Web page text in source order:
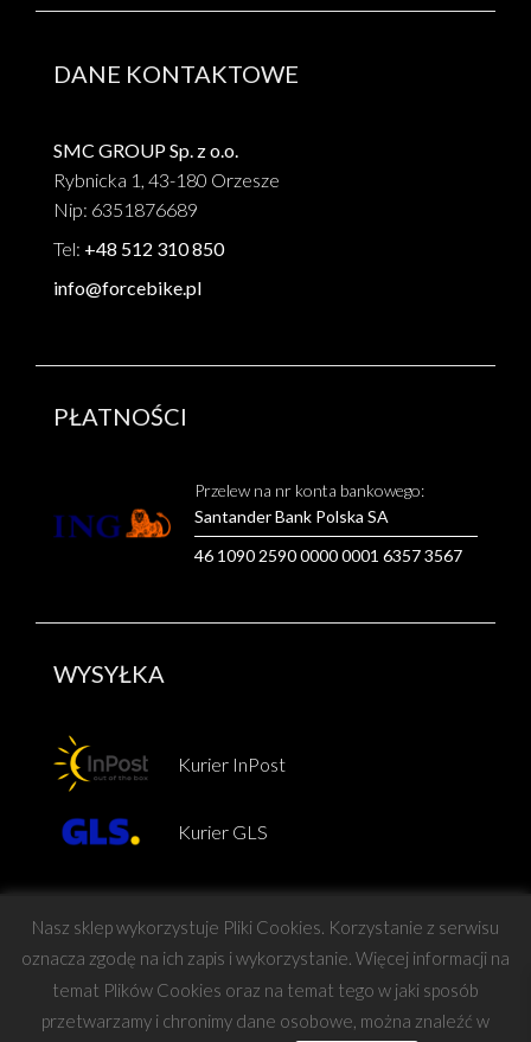
DANE KONTAKTOWE
SMC GROUP Sp. z o.o.
Rybnicka 1, 43-180 Orzesze
Nip: 6351876689
Tel: +48 512 310 850
info@forcebike.pl
PŁATNOŚCI
Przelew na nr konta bankowego:
Santander Bank Polska SA
46 1090 2590 0000 0001 6357 3567
WYSYŁKA
Kurier InPost
Kurier GLS
Copyright © Force
Nasz sklep wykorzystuje Pliki Cookies. Korzystanie z serwisu
oznacza zgodę na ich zapis i wykorzystanie. Więcej informacji na
temat Plików Cookies oraz na temat tego w jaki sposób
przetwarzamy i chronimy dane osobowe, można znaleźć w